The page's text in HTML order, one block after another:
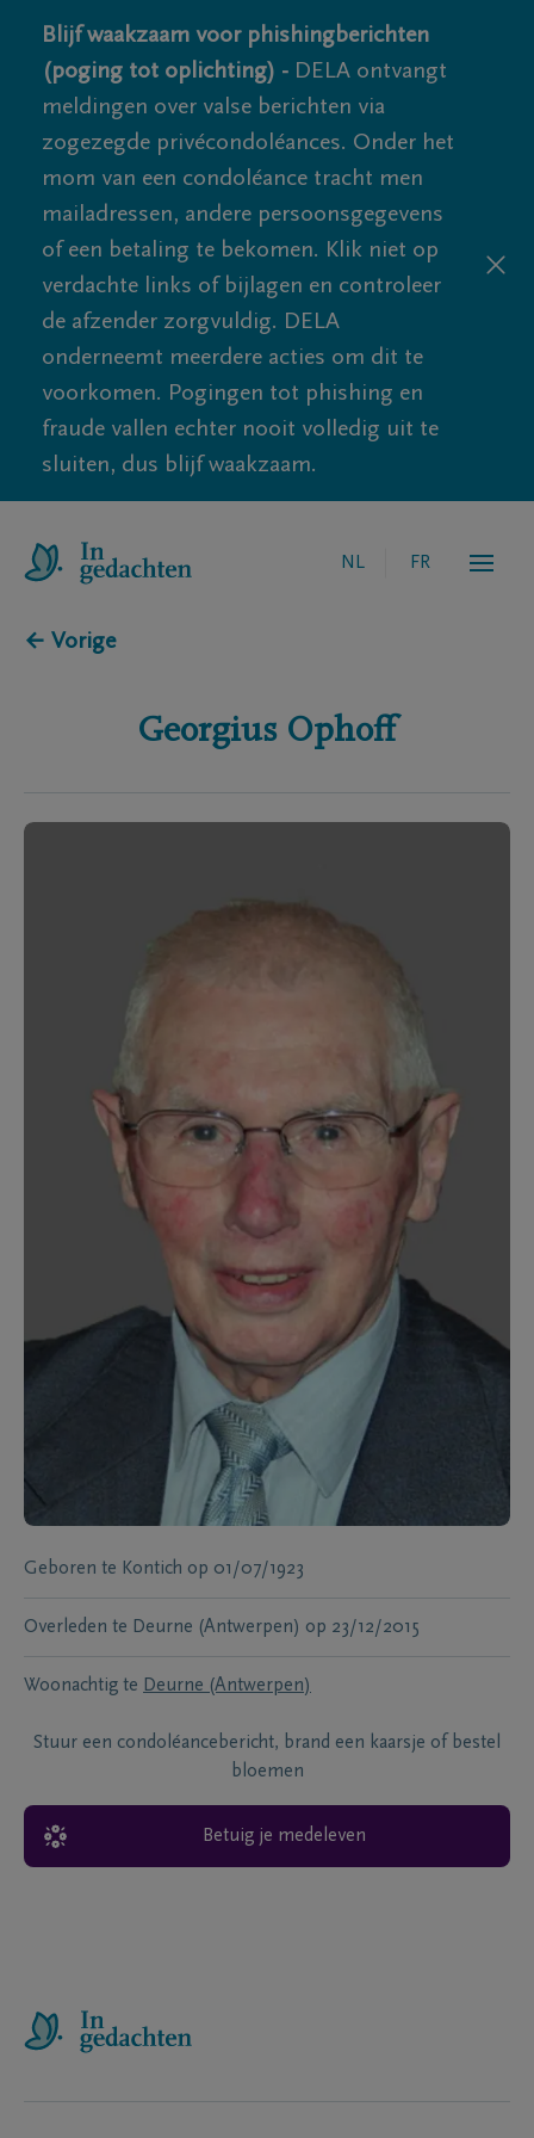
Blijf waakzaam voor phishingberichten
(poging tot oplichting) - DELA ontvangt
meldingen over valse berichten via
zogezegde privécondoléances. Onder het
mom van een condoléance tracht men
mailadressen, andere persoonsgegevens
of een betaling te bekomen. Klik niet op
verdachte links of bijlagen en controleer
de afzender zorgvuldig. DELA
onderneemt meerdere acties om dit te
voorkomen. Pogingen tot phishing en
fraude vallen echter nooit volledig uit te
sluiten, dus blijf waakzaam.
NL FR
← Vorige
Georgius Ophoff
Geboren te Kontich op 01/07/1923
Overleden te Deurne (Antwerpen) op 23/12/2015
Woonachtig te Deurne (Antwerpen)
Stuur een condoléancebericht, brand een kaarsje of bestel
bloemen
Betuig je medeleven